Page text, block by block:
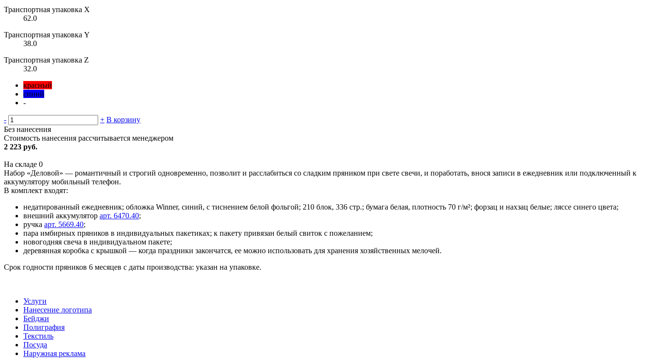
Транспортная упаковка X
62.0
Транспортная упаковка Y
38.0
Транспортная упаковка Z
32.0
красный
синий
-
- + В корзину
Без нанесения
Стоимость нанесения рассчитывается менеджером
2 223 руб.
На складе 0
Набор «Деловой» — романтичный и строгий одновременно, позволит и расслабиться со сладким пряником при свете свечи, и поработать, внося записи в ежедневник или подключенный к
аккумулятору мобильный телефон.
В комплект входят:
недатированный ежедневник; обложка Winner, синий, с тиснением белой фольгой; 210 блок, 336 стр.; бумага белая, плотность 70 г/м²; форзац и нахзац белые; ляссе синего цвета;
внешний аккумулятор арт. 6470.40;
ручка арт. 5669.40;
пара имбирных пряников в индивидуальных пакетиках; к пакету привязан белый свиток с пожеланием;
новогодняя свеча в индивидуальном пакете;
деревянная коробка с крышкой — когда праздники закончатся, ее можно использовать для хранения хозяйственных мелочей.
Срок годности пряников 6 месяцев с даты производства: указан на упаковке.
Услуги
Нанесение логотипа
Бейджи
Полиграфия
Текстиль
Посуда
Наружная реклама